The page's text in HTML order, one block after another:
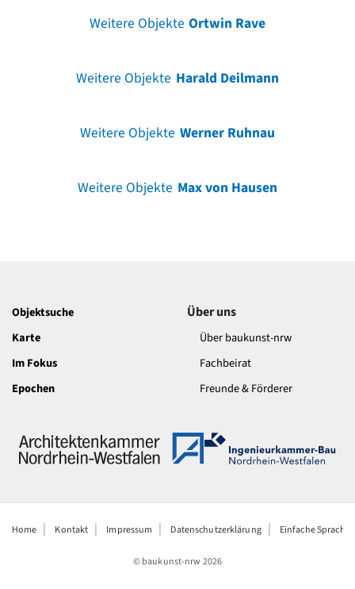
Weitere Objekte Ortwin Rave
Weitere Objekte Harald Deilmann
Weitere Objekte Werner Ruhnau
Weitere Objekte Max von Hausen
Objektsuche
Karte
Im Fokus
Epochen
Über uns
Über baukunst-nrw
Fachbeirat
Freunde & Förderer
Home Kontakt Impressum Datenschutzerklärung Einfache Sprache
© baukunst-nrw2026